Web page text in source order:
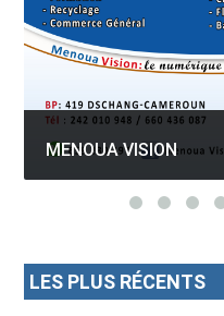
MENOUA VISION
LES PLUS RÉCENTS